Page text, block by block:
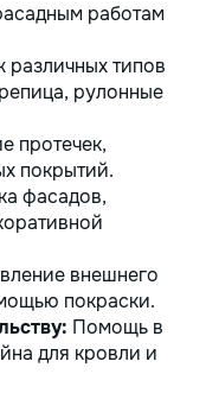
работам
различных типов
рулонные
протечек,
покрытий.
фасадов,
внешнего
покраски.
Помощь в
для кровли и